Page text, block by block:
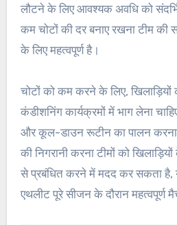
लौटने के लिए आवश्यक अवधि को
कम चोटों की दर बनाए रखना टीम की
के लिए महत्वपूर्ण है।
चोटों को कम करने के लिए,
कंडीशनिंग कार्यक्रमों में भाग लेना
और कूल-डाउन रूटीन का पालन करना
की निगरानी करना टीमों को
से प्रबंधित करने में मदद कर सकता है,
एथलीट पूरे सीजन के दौरान महत्वपूर्ण